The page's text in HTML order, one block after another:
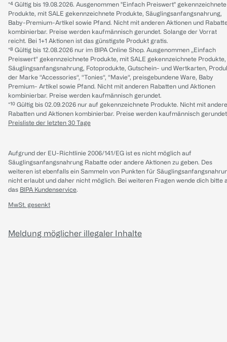
*⁴ Gültig bis 19.08.2026. Ausgenommen "Einfach Preiswert" gekennzeichnete
Produkte, mit SALE gekennzeichnete Produkte, Säuglingsanfangsnahrung,
Baby-Premium-Artikel sowie Pfand. Nicht mit anderen Aktionen und
kombinierbar. Preise werden kaufmännisch gerundet. Solange der Vorrat
reicht. Bei 1+1 Aktionen ist das günstigste Produkt gratis.
*⁸ Gültig bis 12.08.2026 nur im BIPA Online Shop. Ausgenommen „Einfach
Preiswert“ gekennzeichnete Produkte, mit SALE gekennzeichnete Produkte,
Säuglingsanfangsnahrung, Fotoprodukte, Gutschein- und Wertkarten,
der Marke “Accessories“, “Tonies“, “Mavie“, preisgebundene Ware, Baby
Premium- Artikel sowie Pfand. Nicht mit anderen Rabatten und Aktionen
kombinierbar. Preise werden kaufmännisch gerundet.
*¹⁰ Gültig bis 02.09.2026 nur auf gekennzeichnete Produkte. Nicht mit
Rabatten und Aktionen kombinierbar. Preise werden kaufmännisch
Preisliste der letzten 30 Tage
Aufgrund der EU-Richtlinie 2006/141/EG ist es nicht möglich auf
Säuglingsanfangsnahrung Rabatte oder andere Aktionen zu geben. Des
weiteren ist ebenfalls ein Sammeln von Punkten für
nicht erlaubt und daher nicht möglich. Bei weiteren Fragen wende dich bitte
das BIPA Kundenservice.
MwSt. gesenkt
Meldung möglicher illegaler Inhalte